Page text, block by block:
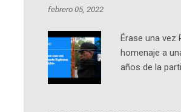
febrero 05, 2022
Érase una vez
homenaje a
años de la
podcast, de